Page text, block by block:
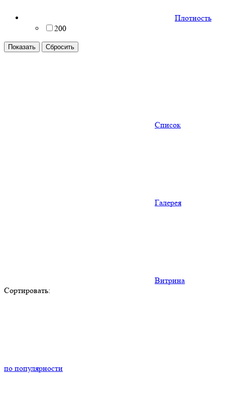
Плотность
200
Список
Галерея
Витрина
Сортировать:
по популярности